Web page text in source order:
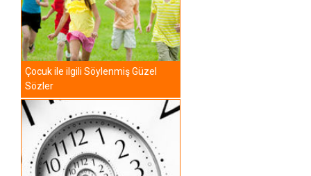
Çocuk ile ilgili Söylenmiş Güzel
Sözler